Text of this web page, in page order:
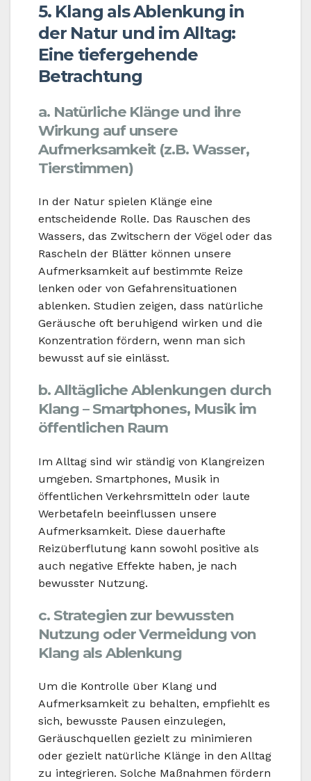
5. Klang als Ablenkung in
der Natur und im Alltag:
Eine tiefergehende
Betrachtung
a. Natürliche Klänge und ihre
Wirkung auf unsere
Aufmerksamkeit (z.B. Wasser,
Tierstimmen)
In der Natur spielen Klänge eine
entscheidende Rolle. Das Rauschen des
Wassers, das Zwitschern der Vögel oder das
Rascheln der Blätter können unsere
Aufmerksamkeit auf bestimmte Reize
lenken oder von Gefahrensituationen
ablenken. Studien zeigen, dass natürliche
Geräusche oft beruhigend wirken und die
Konzentration fördern, wenn man sich
bewusst auf sie einlässt.
b. Alltägliche Ablenkungen durch
Klang – Smartphones, Musik im
öffentlichen Raum
Im Alltag sind wir ständig von Klangreizen
umgeben. Smartphones, Musik in
öffentlichen Verkehrsmitteln oder laute
Werbetafeln beeinflussen unsere
Aufmerksamkeit. Diese dauerhafte
Reizüberflutung kann sowohl positive als
auch negative Effekte haben, je nach
bewusster Nutzung.
c. Strategien zur bewussten
Nutzung oder Vermeidung von
Klang als Ablenkung
Um die Kontrolle über Klang und
Aufmerksamkeit zu behalten, empfiehlt es
sich, bewusste Pausen einzulegen,
Geräuschquellen gezielt zu minimieren
oder gezielt natürliche Klänge in den Alltag
zu integrieren. Solche Maßnahmen fördern